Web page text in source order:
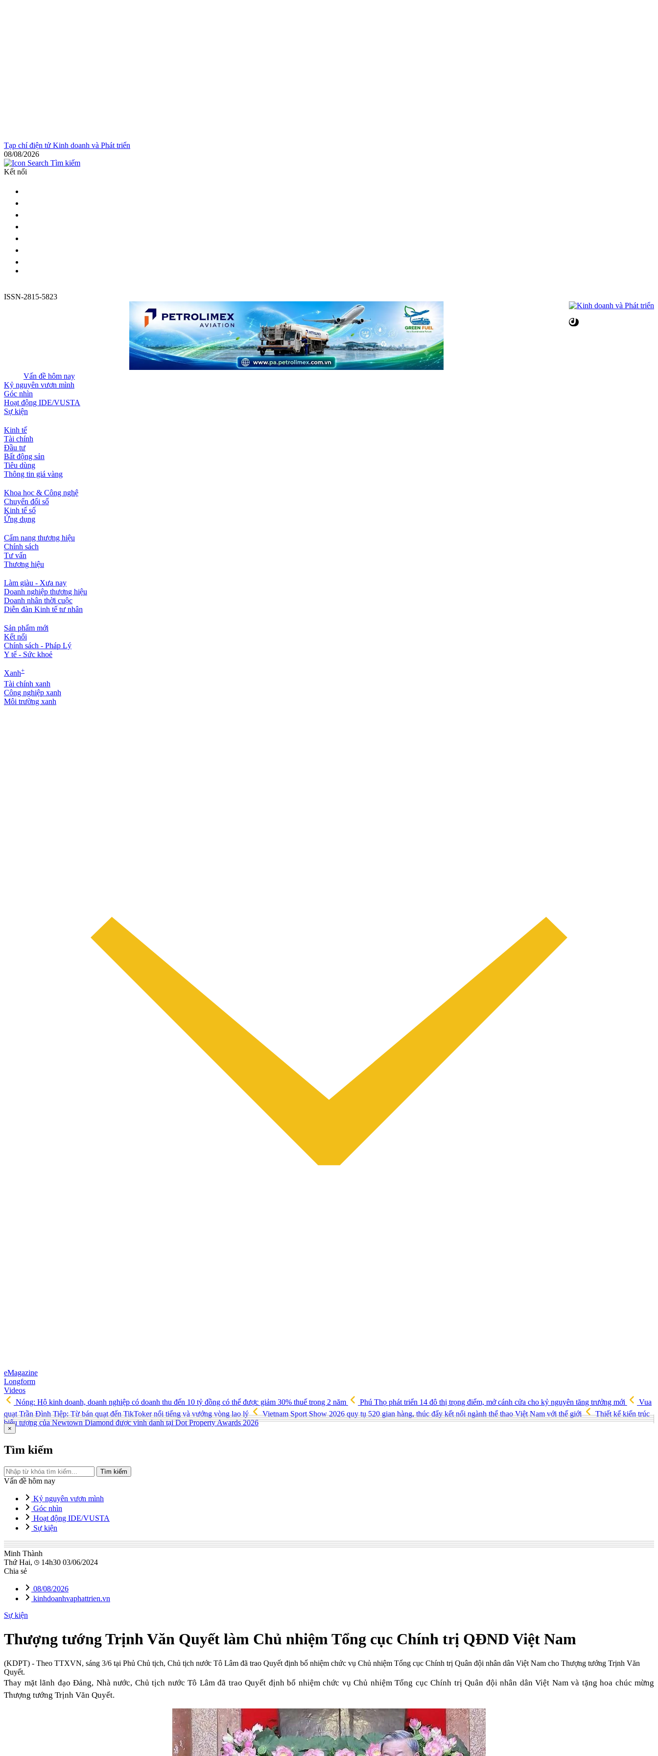
Tạp chí điện tử Kinh doanh và Phát triển
08/08/2026
Tìm kiếm
Kết nối
ISSN-2815-5823
Vấn đề hôm nay
Kỷ nguyên vươn mình
Góc nhìn
Hoạt động IDE/VUSTA
Sự kiện
Kinh tế
Tài chính
Đầu tư
Bất động sản
Tiêu dùng
Thông tin giá vàng
Khoa học & Công nghệ
Chuyển đổi số
Kinh tế số
Ứng dụng
Cẩm nang thương hiệu
Chính sách
Tư vấn
Thương hiệu
Làm giàu - Xưa nay
Doanh nghiệp thương hiệu
Doanh nhân thời cuộc
Diễn đàn Kinh tế tư nhân
Sản phẩm mới
Kết nối
Chính sách - Pháp Lý
Y tế - Sức khoẻ
Xanh+
Tài chính xanh
Công nghiệp xanh
Môi trường xanh
eMagazine
Longform
Videos
Nóng: Hộ kinh doanh, doanh nghiệp có doanh thu đến 10 tỷ đồng có thể được giảm 30% thuế trong 2 năm
Phú Thọ phát triển 14 đô thị trọng điểm, mở cánh cửa cho kỷ nguyên tăng trưởng mới
Vua
quạt Trần Đình Tiệp: Từ bán quạt đến TikToker nổi tiếng và vướng vòng lao lý
Vietnam Sport Show 2026 quy tụ 520 gian hàng, thúc đẩy kết nối ngành thể thao Việt Nam với thế giới
Thiết kế kiến trúc
biểu tượng của Newtown Diamond được vinh danh tại Dot Property Awards 2026
×
Tìm kiếm
Tìm kiếm
Vấn đề hôm nay
Kỷ nguyên vươn mình
Góc nhìn
Hoạt động IDE/VUSTA
Sự kiện
Minh Thành
Thứ Hai,
14h30 03/06/2024
Chia sẻ
08/08/2026
kinhdoanhvaphattrien.vn
Sự kiện
Thượng tướng Trịnh Văn Quyết làm Chủ nhiệm Tổng cục Chính trị QĐND Việt Nam
(KDPT) - Theo TTXVN, sáng 3/6 tại Phủ Chủ tịch, Chủ tịch nước Tô Lâm đã trao Quyết định bổ nhiệm chức vụ Chủ nhiệm Tổng cục Chính trị Quân đội nhân dân Việt Nam cho Thượng tướng Trịnh Văn
Quyết.
Thay mặt lãnh đạo Đảng, Nhà nước, Chủ tịch nước Tô Lâm đã trao Quyết định bổ nhiệm chức vụ Chủ nhiệm Tổng cục Chính trị Quân đội nhân dân Việt Nam và tặng hoa chúc mừng
Thượng tướng Trịnh Văn Quyết.